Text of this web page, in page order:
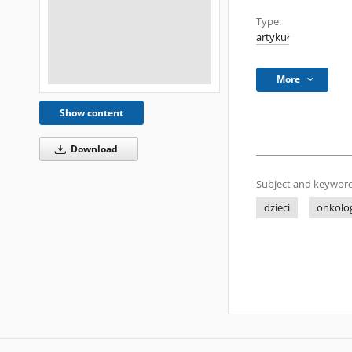
Show content
Download
Type:
artykuł
More
Subject and
dzieci